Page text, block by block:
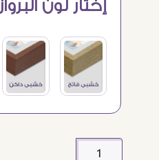
إختار لون البرواز